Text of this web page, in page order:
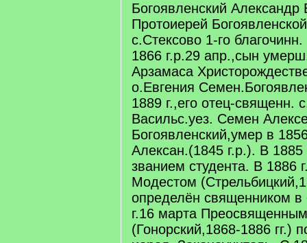
Богоявленский Александр
Протоиерей
с.Стексово 1-го
1866 г.р.29 апр.,сын
Арзамаса
о.Евгения
1889 г.,его отец-священн.
Васильс.уез. Семен
Богоявленский,умер в
Алексан.(1845 г.р.). В
званием студента. В 1886
Модестом
определён священником в
г.16 марта
(Гонорский,1868-1886 гг.)